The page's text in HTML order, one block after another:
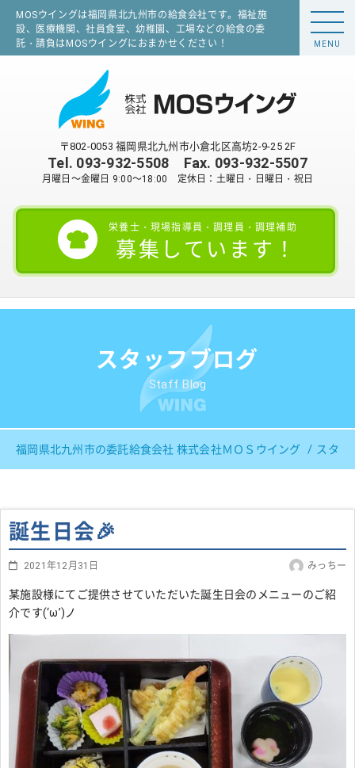
MOSウイングは福岡県北九州市の給食会社です。福祉施
設、医療機関、社員食堂、幼稚園、工場などの給食の委
託・請負はMOSウイングにおまかせください！
〒802-0053 福岡県北九州市小倉北区高坊2-9-25 2F
Tel. 093-932-5508 Fax. 093-932-5507
月曜日～金曜日 9:00～18:00 定休日：土曜日・日曜日・祝日
栄養士・現場指導員・調理員・調理補助
募集しています！
MENU
スタッフブログ
Staff Blog
福岡県北九州市の委託給食会社 株式会社ＭＯＳウイング スタッ
誕生日会🎉
2021年12月31日 みっちー
某施設様にてご提供させていただいた誕生日会のメニューのご紹
介です(‘ω’)ノ